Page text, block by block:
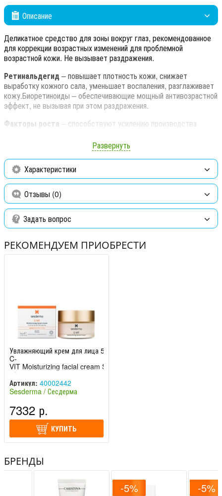
Описание
Деликатное средство для зоны вокруг глаз, рекомендованное
для коррекции возрастных изменений для проблемной
возрастной кожи. Не вызывает раздражения.
Ретинальдегид– повышает плотность кожи, снижает
выработку кожного сала, уменьшает воспаления, разглаживает
кожу.Биоретиноиды – обеспечивающие мощный антивозрастной
эффект, не вызывая при этом раздражения.
Факторы роста – способствуют усилению производства
плотность, активизируют регенерацию клеток, борются с
Ниацинамид (витамин PP) липосомированный
– регулирует
выработку кожного сала, борется с пигментными пятнами, акне
и постакне, сокращает морщины, обладает защитными
свойствами, увлажняет.
Экстракт ягод Годжи
омолаживают кожу и замедляют старение.
Развернуть
Характеристики
Отзывы (0)
Задать вопрос
РЕКОМЕНДУЕМ ПРИОБРЕСТИ
Увлажняющий крем для лица 50 мл
C-
VIT Moisturizing facial cream Sesderma
/ Сесдерма
Артикул: 40002442
Sesderma / Сесдерма
7332 р.
КУПИТЬ
БРЕНДЫ
-5% -5%